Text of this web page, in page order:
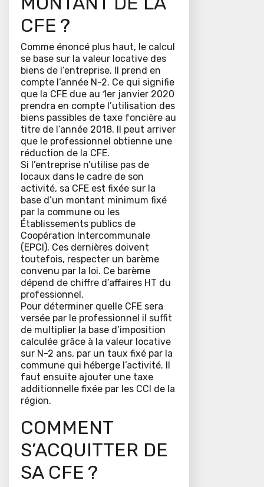
CFE ?
Comme énoncé plus haut, le calcul
se base sur la valeur locative des
biens de l’entreprise. Il prend en
compte l’année N-2. Ce qui signifie
que la CFE due au 1er janvier 2020
prendra en compte l’utilisation des
biens passibles de taxe foncière au
titre de l’année 2018. Il peut arriver
que le professionnel obtienne une
réduction de la CFE.
Si l’entreprise n’utilise pas de
locaux dans le cadre de son
activité, sa CFE est fixée sur la
base d’un montant minimum fixé
par la commune ou les
Établissements publics de
Coopération Intercommunale
(EPCI). Ces dernières doivent
toutefois, respecter un barème
convenu par la loi. Ce barème
dépend de chiffre d’affaires HT du
professionnel.
Pour déterminer quelle CFE sera
versée par le professionnel il suffit
de multiplier la base d’imposition
calculée grâce à la valeur locative
sur N-2 ans, par un taux fixé par la
commune qui héberge l’activité. Il
faut ensuite ajouter une taxe
additionnelle fixée par les CCI de la
région.
COMMENT
S’ACQUITTER DE
SA CFE ?